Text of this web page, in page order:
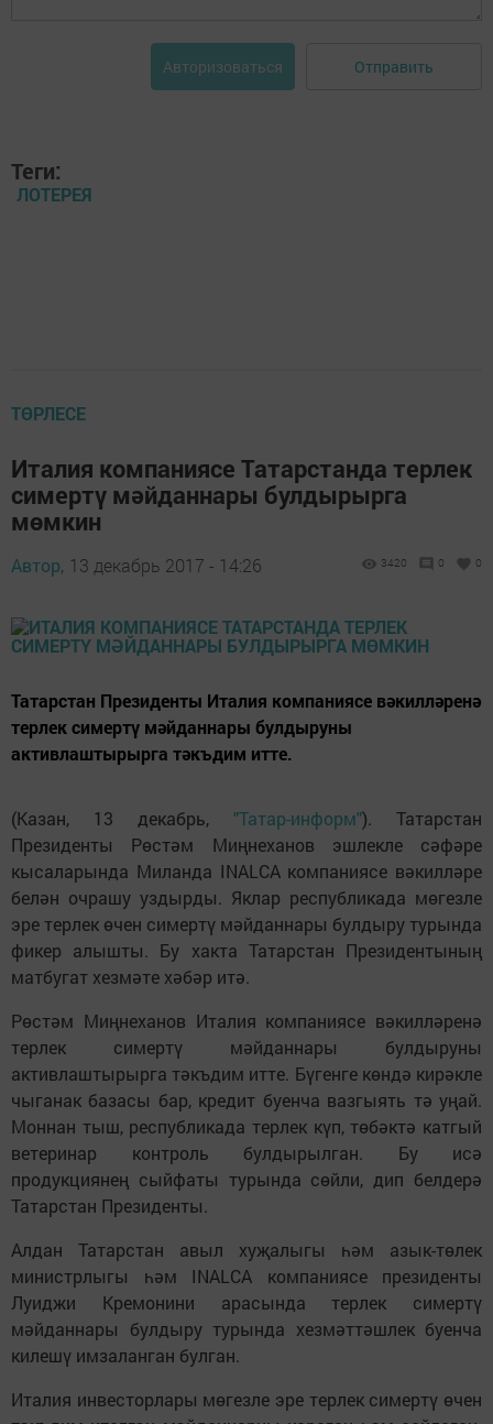
Авторизоваться Отправить
Теги:
ЛОТЕРЕЯ
ТӨРЛЕСЕ
Италия компаниясе Татарстанда терлек
симертү мәйданнары булдырырга
мөмкин
Автор, 13 декабрь 2017 - 14:26 3420 0 0
Татарстан Президенты Италия компаниясе вәкилләренә
терлек симертү мәйданнары булдыруны
активлаштырырга тәкъдим итте.
(Казан, 13 декабрь, "Татар-информ"). Татарстан
Президенты Рөстәм Миңнеханов эшлекле сәфәре
кысаларында Миланда INALCA компаниясе вәкилләре
белән очрашу уздырды. Яклар республикада мөгезле
эре терлек өчен симертү мәйданнары булдыру турында
фикер алышты. Бу хакта Татарстан Президентының
матбугат хезмәте хәбәр итә.
Рөстәм Миңнеханов Италия компаниясе вәкилләренә
терлек симертү мәйданнары булдыруны
активлаштырырга тәкъдим итте. Бүгенге көндә кирәкле
чыганак базасы бар, кредит буенча вазгыять тә уңай.
Моннан тыш, республикада терлек күп, төбәктә катгый
ветеринар контроль булдырылган. Бу исә
продукциянең сыйфаты турында сөйли, дип белдерә
Татарстан Президенты.
Алдан Татарстан авыл хуҗалыгы һәм азык-төлек
министрлыгы һәм INALCA компаниясе президенты
Луиджи Кремонини арасында терлек симертү
мәйданнары булдыру турында хезмәттәшлек буенча
килешү имзаланган булган.
Италия инвесторлары мөгезле эре терлек симертү өчен